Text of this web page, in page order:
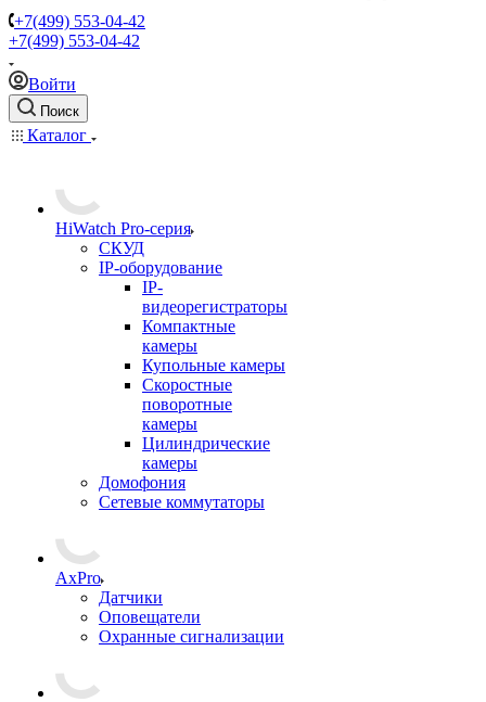
+7(499) 553-04-42
+7(499) 553-04-42
Войти
Поиск
Каталог
HiWatch Pro-серия
CКУД
IP-оборудование
IP-
видеорегистраторы
Компактные
камеры
Купольные камеры
Скоростные
поворотные
камеры
Цилиндрические
камеры
Домофония
Сетевые коммутаторы
AxPro
Датчики
Оповещатели
Охранные сигнализации